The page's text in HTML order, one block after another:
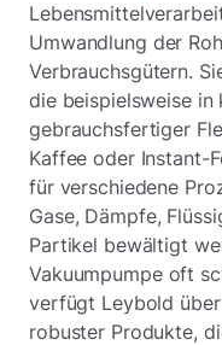
Umwandlung der
Verbrauchsgütern.
die beispielsweise
gebrauchsfertiger
Kaffee oder Instant-
für verschiedene
Gase, Dämpfe,
Partikel bewältigt
Vakuumpumpe oft
verfügt Leybold
robuster Produkte,